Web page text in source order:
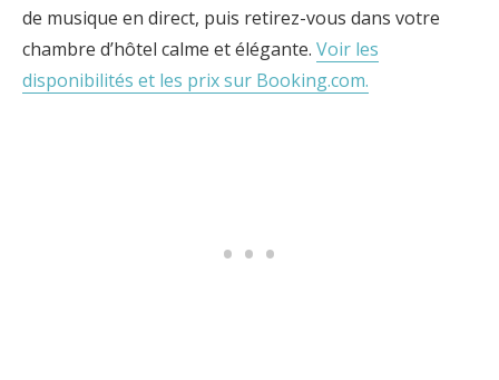
de musique en direct, puis retirez-vous dans votre
chambre d’hôtel calme et élégante. Voir les
disponibilités et les prix sur Booking.com.